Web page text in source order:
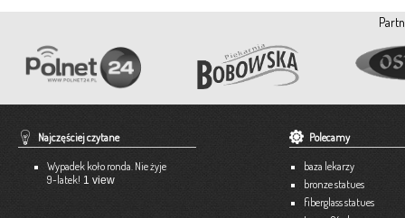
Najczęściej czytane
Wypadek koło ronda. Nie żyje
9-latek! 1 view
Polecamy
baza lekarzy
bronze statues
fiberglass statues